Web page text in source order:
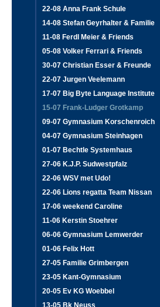
22-08 Anna Frank Schule
14-08 Stefan Geyrhalter & Familie
11-08 Ferdl Meier & Friends
05-08 Volker Ferrari & Friends
30-07 Christian Esser & Freunde
22-07 Jurgen Veelemann
17-07 Big Byte Language Institute
15-07 Frank-Ludger Grotkamp
09-07 Gymnasium Korschenroich
04-07 Gymnasium Steinhagen
01-07 Bechtle Systemhaus
27-06 K.J.P. Sudwestpfalz
22-06 WSV met Udo!
22-06 Lions regatta Team Nissan
17-06 weekend Caroline
11-06 Kerstin Stoehrer
06-06 Gymnasium Lemwerder
01-06 Felix Hott
27-05 Familie Grimbergen
23-05 Kant-Gymnasium
20-05 Ev KG Woebbel